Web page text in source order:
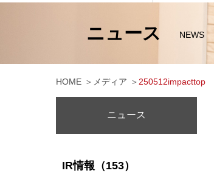
ニュース NEWS
HOME メディア 250512impacttop
ニュース
IR情報（153）